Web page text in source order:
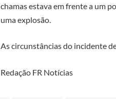
chamas estava em frente a um
uma explosão.
As circunstâncias do incidente
Redação FR Notícias